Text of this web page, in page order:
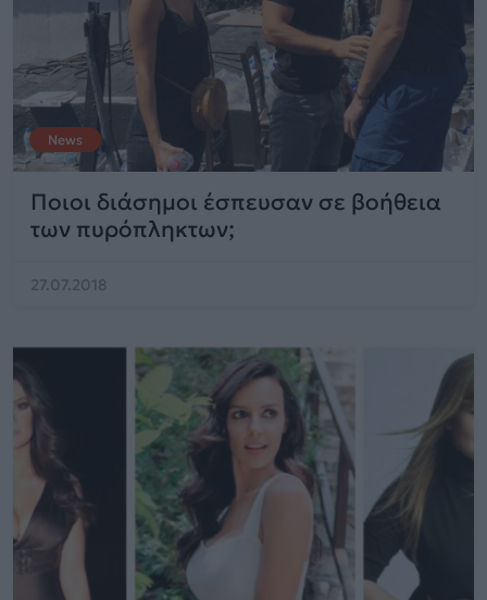
News
Ποιοι διάσημοι έσπευσαν σε βοήθεια
των πυρόπληκτων;
27.07.2018